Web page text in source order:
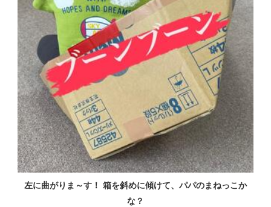
左に曲がりま～す！ 箱を斜めに傾けて、パパのまねっこか
な？